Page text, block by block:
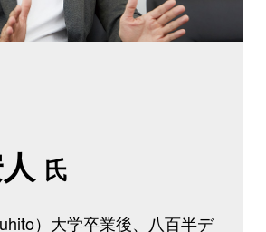
氏
）大学卒業後、八百半デ